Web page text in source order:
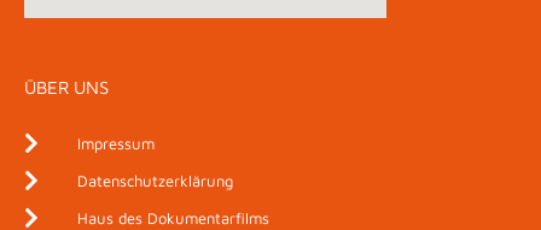
ÜBER UNS
Impressum
Datenschutzerklärung
Haus des Dokumentarfilms